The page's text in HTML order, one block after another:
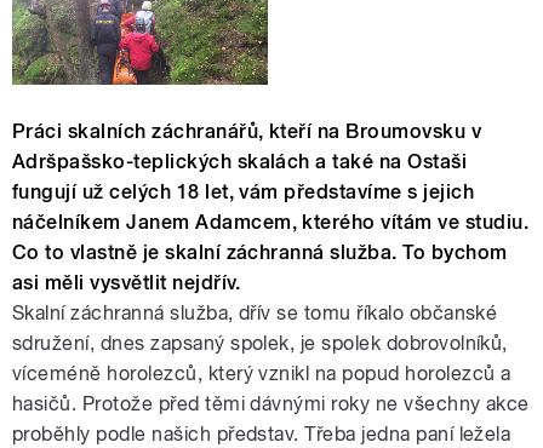
Práci skalních záchranářů, kteří na Broumovsku v
Adršpašsko-teplických skalách a také na Ostaši
fungují už celých 18 let, vám představíme s jejich
náčelníkem Janem Adamcem, kterého vítám ve studiu.
Co to vlastně je skalní záchranná služba. To bychom
asi měli vysvětlit nejdřív.
Skalní záchranná služba, dřív se tomu říkalo občanské
sdružení, dnes zapsaný spolek, je spolek dobrovolníků,
víceméně horolezců, který vznikl na popud horolezců a
hasičů. Protože před těmi dávnými roky ne všechny akce
proběhly podle našich představ. Třeba jedna paní ležela